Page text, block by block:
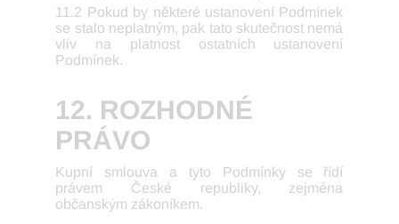
11.2 Pokud by některé ustanovení Podmínek
se stalo neplatným, pak tato skutečnost nemá
vliv na platnost ostatních ustanovení
Podmínek.
12. ROZHODNÉ
PRÁVO
Kupní smlouva a tyto Podmínky se řídí
právem České republiky, zejména
občanským zákoníkem.